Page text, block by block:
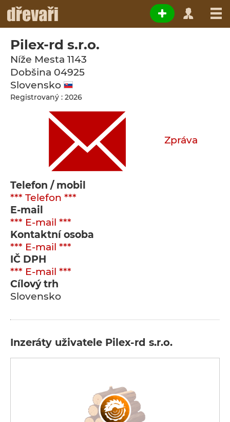
Pilex-rd s.r.o.
Níže Mesta 1143
Dobšina 04925
Slovensko
Registrovaný : 2026
Zpráva
Telefon / mobil
*** Telefon ***
E-mail
*** E-mail ***
Kontaktní osoba
*** E-mail ***
IČ DPH
*** E-mail ***
Cílový trh
Slovensko
Inzeráty uživatele Pilex-rd s.r.o.